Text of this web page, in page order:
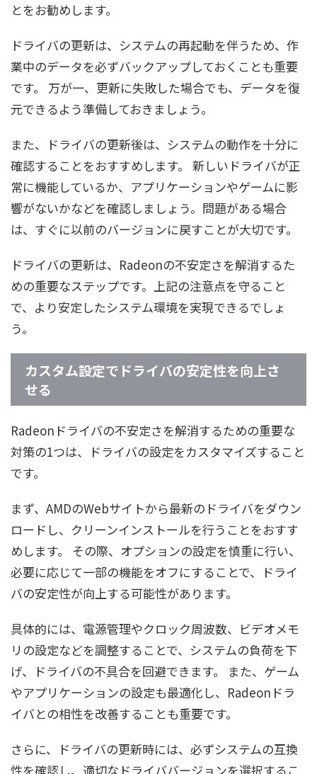
とをお勧めします。
ドライバの更新は、システムの再起動を伴うため、作
業中のデータを必ずバックアップしておくことも重要
です。 万が一、更新に失敗した場合でも、データを復
元できるよう準備しておきましょう。
また、ドライバの更新後は、システムの動作を十分に
確認することをおすすめします。 新しいドライバが正
常に機能しているか、アプリケーションやゲームに影
響がないかなどを確認しましょう。問題がある場合
は、すぐに以前のバージョンに戻すことが大切です。
ドライバの更新は、Radeonの不安定さを解消するた
めの重要なステップです。上記の注意点を守ること
で、より安定したシステム環境を実現できるでしょ
う。
カスタム設定でドライバの安定性を向上さ
せる
Radeonドライバの不安定さを解消するための重要な
対策の1つは、ドライバの設定をカスタマイズすること
です。
まず、AMDのWebサイトから最新のドライバをダウン
ロードし、クリーンインストールを行うことをおすす
めします。 その際、オプションの設定を慎重に行い、
必要に応じて一部の機能をオフにすることで、ドライ
バの安定性が向上する可能性があります。
具体的には、電源管理やクロック周波数、ビデオメモ
リの設定などを調整することで、システムの負荷を下
げ、ドライバの不具合を回避できます。 また、ゲーム
やアプリケーションの設定も最適化し、Radeonドラ
イバとの相性を改善することも重要です。
さらに、ドライバの更新時には、必ずシステムの互換
性を確認し、適切なドライババージョンを選択するこ